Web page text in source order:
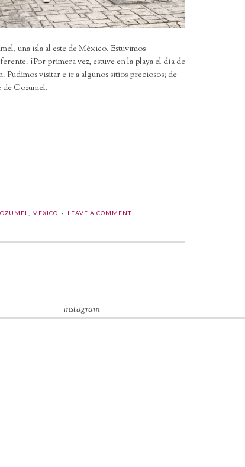
una isla al este de México. Estuvimos
¡Por primera vez, estuve en la playa el día de
Pudimos visitar e ir a algunos sitios preciosos; de
de Cozumel.
MEXICO LEAVE A COMMENT
instagram